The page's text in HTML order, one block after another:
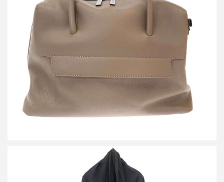
ディスコードバイヨウジヤマモト 2WAIレザーショルダートートバ